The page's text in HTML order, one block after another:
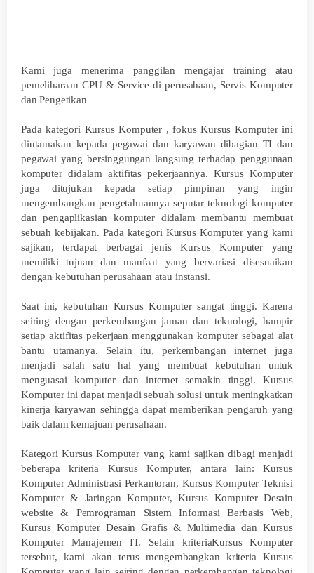
Kami juga menerima panggilan mengajar training atau
pemeliharaan CPU & Service di perusahaan, Servis Komputer
dan Pengetikan
Pada kategori Kursus Komputer , fokus Kursus Komputer ini
diutamakan kepada pegawai dan karyawan dibagian TI dan
pegawai yang bersinggungan langsung terhadap penggunaan
komputer didalam aktifitas pekerjaannya. Kursus Komputer
juga ditujukan kepada setiap pimpinan yang ingin
mengembangkan pengetahuannya seputar teknologi komputer
dan pengaplikasian komputer didalam membantu membuat
sebuah kebijakan. Pada kategori Kursus Komputer yang kami
sajikan, terdapat berbagai jenis Kursus Komputer yang
memiliki tujuan dan manfaat yang bervariasi disesuaikan
dengan kebutuhan perusahaan atau instansi.
Saat ini, kebutuhan Kursus Komputer sangat tinggi. Karena
seiring dengan perkembangan jaman dan teknologi, hampir
setiap aktifitas pekerjaan menggunakan komputer sebagai alat
bantu utamanya. Selain itu, perkembangan internet juga
menjadi salah satu hal yang membuat kebutuhan untuk
menguasai komputer dan internet semakin tinggi. Kursus
Komputer ini dapat menjadi sebuah solusi untuk meningkatkan
kinerja karyawan sehingga dapat memberikan pengaruh yang
baik dalam kemajuan perusahaan.
Kategori Kursus Komputer yang kami sajikan dibagi menjadi
beberapa kriteria Kursus Komputer, antara lain: Kursus
Komputer Administrasi Perkantoran, Kursus Komputer Teknisi
Komputer & Jaringan Komputer, Kursus Komputer Desain
website & Pemrograman Sistem Informasi Berbasis Web,
Kursus Komputer Desain Grafis & Multimedia dan Kursus
Komputer Manajemen IT. Selain kriteriaKursus Komputer
tersebut, kami akan terus mengembangkan kriteria Kursus